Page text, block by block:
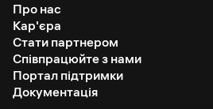
Про нас
Кар'єра
Стати партнером
Співпрацюйте з нами
Портал підтримки
Документація